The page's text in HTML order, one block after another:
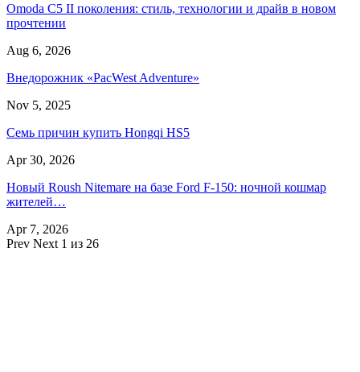
Omoda C5 II поколения: стиль, технологии и драйв в новом
прочтении
Aug 6, 2026
Внедорожник «PacWest Adventure»
Nov 5, 2025
Семь причин купить Hongqi HS5
Apr 30, 2026
Новый Roush Nitemare на базе Ford F-150: ночной кошмар
жителей…
Apr 7, 2026
Prev Next 1 из 26